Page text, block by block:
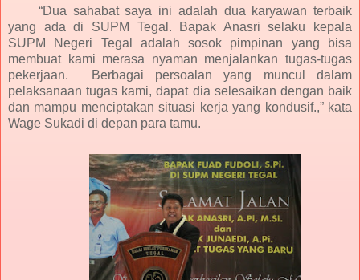
“Dua sahabat saya ini adalah dua karyawan terbaik
yang ada di SUPM Tegal. Bapak Anasri selaku kepala
SUPM Negeri Tegal adalah sosok pimpinan yang bisa
membuat kami merasa nyaman menjalankan tugas-tugas
pekerjaan. Berbagai persoalan yang muncul dalam
pelaksanaan tugas kami, dapat dia selesaikan dengan baik
dan mampu menciptakan situasi kerja yang kondusif.,” kata
Wage Sukadi di depan para tamu.